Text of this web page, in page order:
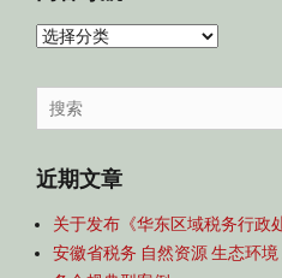
内
导
航
Search
for:
近期文章
关于发布《华东区域税务行政
安徽省税务 自然资源 生态环